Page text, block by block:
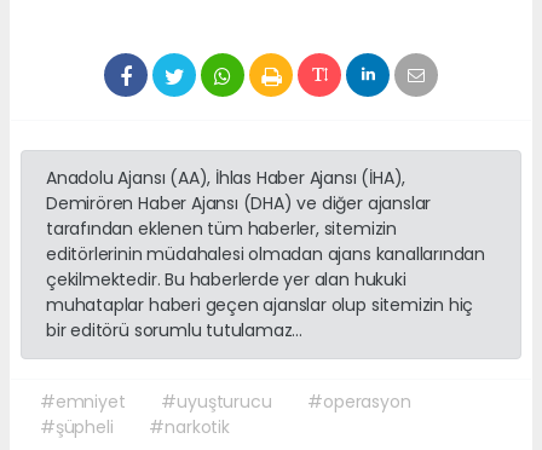
Anadolu Ajansı (AA), İhlas Haber Ajansı (İHA),
Demirören Haber Ajansı (DHA) ve diğer ajanslar
tarafından eklenen tüm haberler, sitemizin
editörlerinin müdahalesi olmadan ajans kanallarından
çekilmektedir. Bu haberlerde yer alan hukuki
muhataplar haberi geçen ajanslar olup sitemizin hiç
bir editörü sorumlu tutulamaz...
#emniyet #uyuşturucu
#operasyon
#şüpheli
#narkotik